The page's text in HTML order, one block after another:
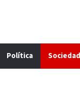
Política Sociedad